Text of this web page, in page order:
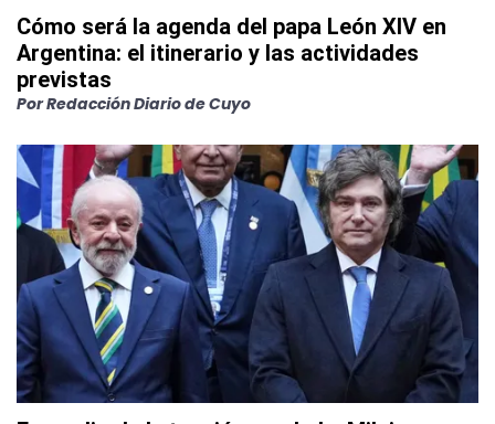
Cómo será la agenda del papa León XIV en
Argentina: el itinerario y las actividades
previstas
PorRedacción Diario de Cuyo